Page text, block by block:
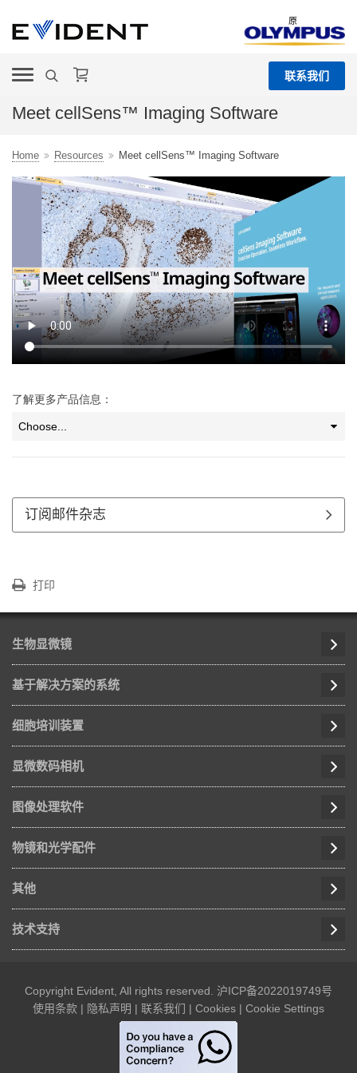
原
联系我们
Meet cellSens™ Imaging Software
Home Resources Meet cellSens™ Imaging Software
了解更多产品信息：
订阅邮件杂志
打印
生物显微镜
基于解决方案的系统
细胞培训装置
显微数码相机
图像处理软件
物镜和光学配件
其他
技术支持
Copyright Evident, All rights reserved. 沪ICP备2022019749号
使用条款 | 隐私声明 | 联系我们 | Cookies | Cookie Settings